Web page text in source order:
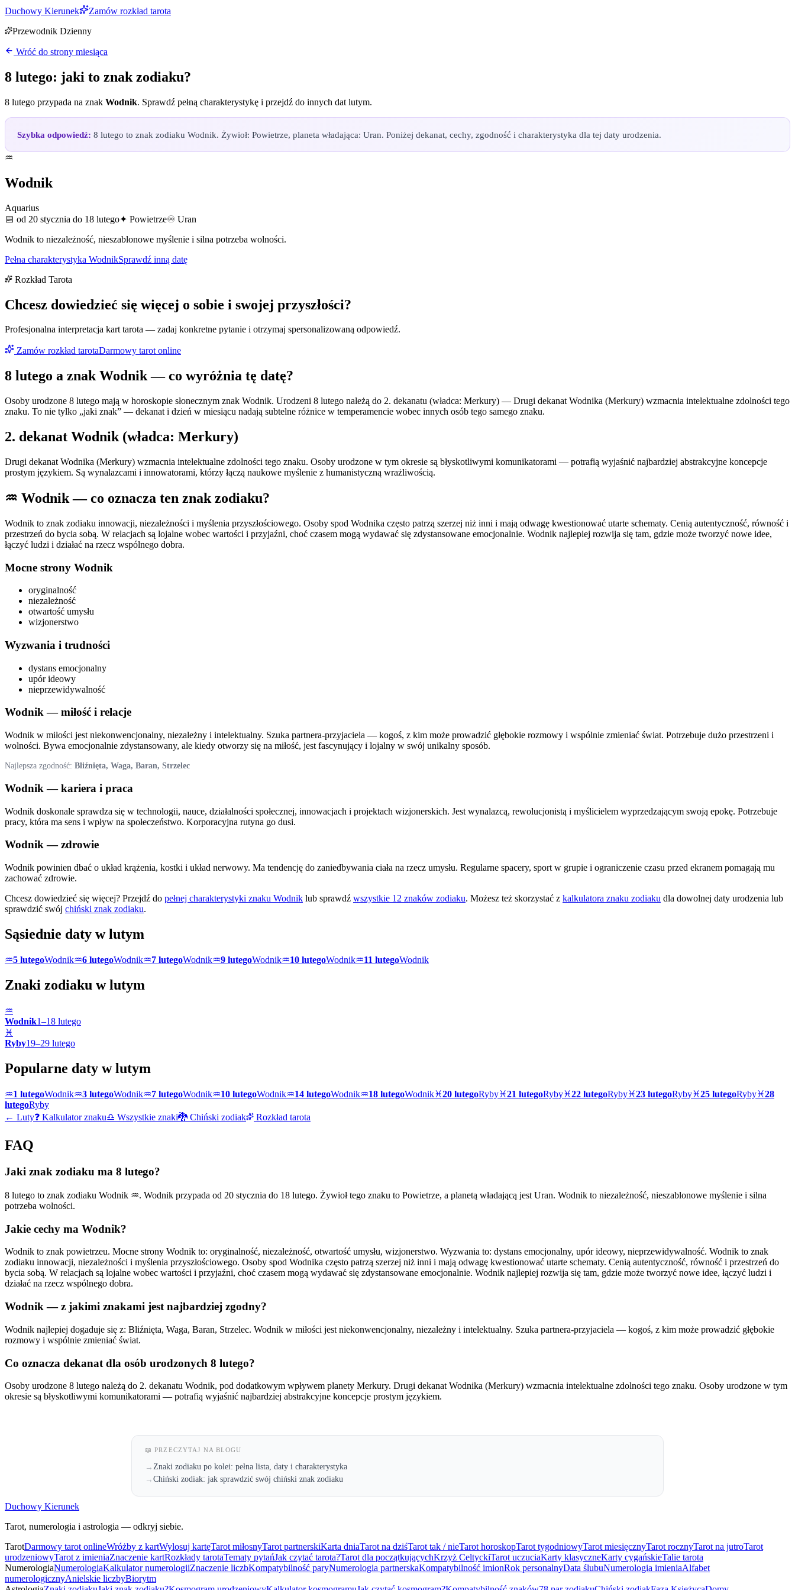
Duchowy Kierunek
Zamów rozkład tarota
Przewodnik Dzienny
Wróć do strony miesiąca
8 lutego: jaki to znak zodiaku?
8 lutego przypada na znak Wodnik. Sprawdź pełną charakterystykę i przejdź do innych dat lutym.
Szybka odpowiedź: 8 lutego to znak zodiaku Wodnik. Żywioł: Powietrze, planeta władająca: Uran. Poniżej dekanat, cechy, zgodność i charakterystyka dla tej daty urodzenia.
♒
Wodnik
Aquarius
📅 od 20 stycznia do 18 lutego✦ Powietrze♾ Uran
Wodnik to niezależność, nieszablonowe myślenie i silna potrzeba wolności.
Pełna charakterystyka WodnikSprawdź inną datę
Rozkład Tarota
Chcesz dowiedzieć się więcej o sobie i swojej przyszłości?
Profesjonalna interpretacja kart tarota — zadaj konkretne pytanie i otrzymaj spersonalizowaną odpowiedź.
Zamów rozkład tarotaDarmowy tarot online
8 lutego a znakWodnik— co wyróżnia tę datę?
Osoby urodzone 8 lutego mają w horoskopie słonecznym znak Wodnik. Urodzeni 8 lutego należą do 2. dekanatu (władca: Merkury) — Drugi dekanat Wodnika (Merkury) wzmacnia intelektualne zdolności tego
znaku. To nie tylko „jaki znak” — dekanat i dzień w miesiącu nadają subtelne różnice w temperamencie wobec innych osób tego samego znaku.
2. dekanat Wodnik (władca: Merkury)
Drugi dekanat Wodnika (Merkury) wzmacnia intelektualne zdolności tego znaku. Osoby urodzone w tym okresie są błyskotliwymi komunikatorami — potrafią wyjaśnić najbardziej abstrakcyjne koncepcje
prostym językiem. Są wynalazcami i innowatorami, którzy łączą naukowe myślenie z humanistyczną wrażliwością.
♒ Wodnik— co oznacza ten znak zodiaku?
Wodnik to znak zodiaku innowacji, niezależności i myślenia przyszłościowego. Osoby spod Wodnika często patrzą szerzej niż inni i mają odwagę kwestionować utarte schematy. Cenią autentyczność, równość i
przestrzeń do bycia sobą. W relacjach są lojalne wobec wartości i przyjaźni, choć czasem mogą wydawać się zdystansowane emocjonalnie. Wodnik najlepiej rozwija się tam, gdzie może tworzyć nowe idee,
łączyć ludzi i działać na rzecz wspólnego dobra.
Mocne strony Wodnik
oryginalność
niezależność
otwartość umysłu
wizjonerstwo
Wyzwania i trudności
dystans emocjonalny
upór ideowy
nieprzewidywalność
Wodnik— miłość i relacje
Wodnik w miłości jest niekonwencjonalny, niezależny i intelektualny. Szuka partnera-przyjaciela — kogoś, z kim może prowadzić głębokie rozmowy i wspólnie zmieniać świat. Potrzebuje dużo przestrzeni i
wolności. Bywa emocjonalnie zdystansowany, ale kiedy otworzy się na miłość, jest fascynujący i lojalny w swój unikalny sposób.
Najlepsza zgodność: Bliźnięta, Waga, Baran, Strzelec
Wodnik — kariera i praca
Wodnik doskonale sprawdza się w technologii, nauce, działalności społecznej, innowacjach i projektach wizjonerskich. Jest wynalazcą, rewolucjonistą i myślicielem wyprzedzającym swoją epokę. Potrzebuje
pracy, która ma sens i wpływ na społeczeństwo. Korporacyjna rutyna go dusi.
Wodnik— zdrowie
Wodnik powinien dbać o układ krążenia, kostki i układ nerwowy. Ma tendencję do zaniedbywania ciała na rzecz umysłu. Regularne spacery, sport w grupie i ograniczenie czasu przed ekranem pomagają mu
zachować zdrowie.
Chcesz dowiedzieć się więcej? Przejdź do pełnej charakterystyki znaku Wodnik lub sprawdź wszystkie 12 znaków zodiaku. Możesz też skorzystać z kalkulatora znaku zodiaku dla dowolnej daty urodzenia lub
sprawdzić swój chiński znak zodiaku.
Sąsiednie daty wlutym
♒5 lutegoWodnik♒6 lutegoWodnik♒7 lutegoWodnik♒9 lutegoWodnik♒10 lutegoWodnik♒11 lutegoWodnik
Znaki zodiaku wlutym
♒
Wodnik1–18 lutego
♓
Ryby19–29 lutego
Popularne daty wlutym
♒1 lutegoWodnik♒3 lutegoWodnik♒7 lutegoWodnik♒10 lutegoWodnik♒14 lutegoWodnik♒18 lutegoWodnik♓20 lutegoRyby♓21 lutegoRyby♓22 lutegoRyby♓23 lutegoRyby♓25 lutegoRyby♓28
lutegoRyby
← Luty❓ Kalkulator znaku♎ Wszystkie znaki🐉 Chiński zodiak Rozkład tarota
FAQ
Jaki znak zodiaku ma 8 lutego?
8 lutego to znak zodiaku Wodnik ♒. Wodnik przypada od 20 stycznia do 18 lutego. Żywioł tego znaku to Powietrze, a planetą władającą jest Uran. Wodnik to niezależność, nieszablonowe myślenie i silna
potrzeba wolności.
Jakie cechy ma Wodnik?
Wodnik to znak powietrzeu. Mocne strony Wodnik to: oryginalność, niezależność, otwartość umysłu, wizjonerstwo. Wyzwania to: dystans emocjonalny, upór ideowy, nieprzewidywalność. Wodnik to znak
zodiaku innowacji, niezależności i myślenia przyszłościowego. Osoby spod Wodnika często patrzą szerzej niż inni i mają odwagę kwestionować utarte schematy. Cenią autentyczność, równość i przestrzeń do
bycia sobą. W relacjach są lojalne wobec wartości i przyjaźni, choć czasem mogą wydawać się zdystansowane emocjonalnie. Wodnik najlepiej rozwija się tam, gdzie może tworzyć nowe idee, łączyć ludzi i
działać na rzecz wspólnego dobra.
Wodnik — z jakimi znakami jest najbardziej zgodny?
Wodnik najlepiej dogaduje się z: Bliźnięta, Waga, Baran, Strzelec. Wodnik w miłości jest niekonwencjonalny, niezależny i intelektualny. Szuka partnera-przyjaciela — kogoś, z kim może prowadzić głębokie
rozmowy i wspólnie zmieniać świat.
Co oznacza dekanat dla osób urodzonych 8 lutego?
Osoby urodzone 8 lutego należą do 2. dekanatu Wodnik, pod dodatkowym wpływem planety Merkury. Drugi dekanat Wodnika (Merkury) wzmacnia intelektualne zdolności tego znaku. Osoby urodzone w tym
okresie są błyskotliwymi komunikatorami — potrafią wyjaśnić najbardziej abstrakcyjne koncepcje prostym językiem.
📖 PRZECZYTAJ NA BLOGU
→Znaki zodiaku po kolei: pełna lista, daty i charakterystyka
→Chiński zodiak: jak sprawdzić swój chiński znak zodiaku
Duchowy Kierunek
Tarot, numerologia i astrologia — odkryj siebie.
TarotDarmowy tarot onlineWróżby z kartWylosuj kartęTarot miłosnyTarot partnerskiKarta dniaTarot na dziśTarot tak / nieTarot horoskopTarot tygodniowyTarot miesięcznyTarot rocznyTarot na jutroTarot
urodzeniowyTarot z imieniaZnaczenie kartRozkłady tarotaTematy pytańJak czytać tarota?Tarot dla początkującychKrzyż CeltyckiTarot uczuciaKarty klasyczneKarty cygańskieTalie tarota
NumerologiaNumerologiaKalkulator numerologiiZnaczenie liczbKompatybilność paryNumerologia partnerskaKompatybilność imionRok personalnyData ślubuNumerologia imieniaAlfabet
numerologicznyAnielskie liczbyBiorytm